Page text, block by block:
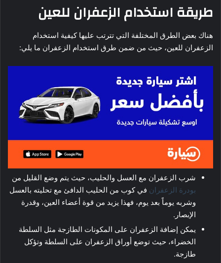
طريقة استخدام الزعفران للعين
هناك بعض الطرق المختلفة التي تترتب عليها كيفية استخدام
الزعفران للعين، حيث من ضمن طرق استخدام الزعفران ما يلي:
شرب الزعفران مع العسل والحليب، حيث يتم وضع القليل من
بودرة الزعفران في كوب من الحليب الدافئ مع تحليته بالعسل
وشربه يوماً بعد يوم، فهذا يزيد من قوة أعضاء العين، وقدرة
الإبصار.
يمكن إضافة الزعفران على المكونات الطازجة مثل السلطة
الخضراء، حيث توضع أوراق الزعفران على السلطة وتؤكل
طازجة.